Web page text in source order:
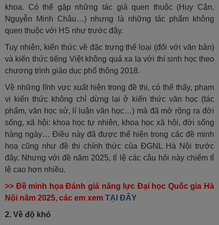
khoa. Có thể gặp những tác giả quen thuộc (Huy Cận,
Nguyễn Minh Châu…) nhưng là những tác phẩm không
quen thuộc với HS như trước đây.
Tuy nhiên, kiến thức về đặc trưng thể loại (đối với văn bản)
và kiến thức tiếng Việt không quá xa lạ với thí sinh học theo
chương trình giáo dục phổ thông 2018.
Về những lĩnh vực xuất hiện trong đề thi, có thể thấy, phạm
vi kiến thức không chỉ dừng lại ở kiến thức văn học (tác
phẩm, văn học sử, lí luận văn học…) mà đã mở rộng ra đời
sống, xã hội: khoa học tự nhiên, khoa học xã hội, đời sống
hàng ngày… Điều này đã được thể hiện trong các đề minh
hoạ cũng như đề thi chính thức của ĐGNL Hà Nội trước
đây. Nhưng với đề năm 2025, tỉ lệ các câu hỏi này chiếm tỉ
lệ cao hơn nhiều.
>> Đề minh họa Đánh giá năng lực Đại học Quốc gia Hà
Nội năm 2025, các em xem TẠI ĐÂY
2. Về độ khó